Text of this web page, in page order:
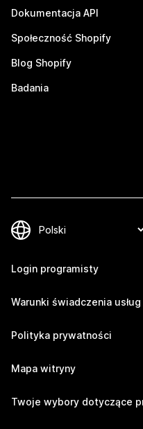
Dokumentacja API
Społeczność Shopify
Blog Shopify
Badania
Login programisty
Warunki świadczenia usług
Polityka prywatności
Mapa witryny
Twoje wybory dotyczące